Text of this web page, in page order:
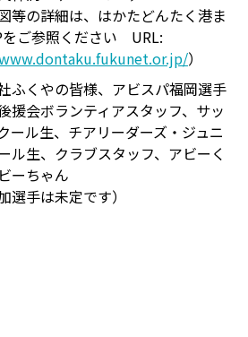
等の詳細は、はかたどんたく港ま
をご参照ください URL:
）
ふくやの皆様、アビスパ福岡選手
援会ボランティアスタッフ、サッ
ール生、チアリーダーズ・ジュニ
ル生、クラブスタッフ、アビーく
ーちゃん
選手は未定です）